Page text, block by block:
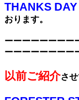
THANKS DAY
おります。
ーーーーーーーー
ーーーーーーーー
以前ご紹介さ